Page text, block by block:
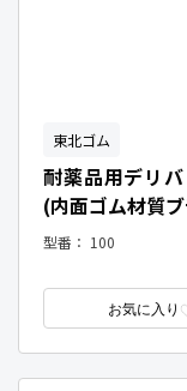
東北ゴム
耐薬品用デリ
(内面ゴム材質
型番： 100
お気に入り